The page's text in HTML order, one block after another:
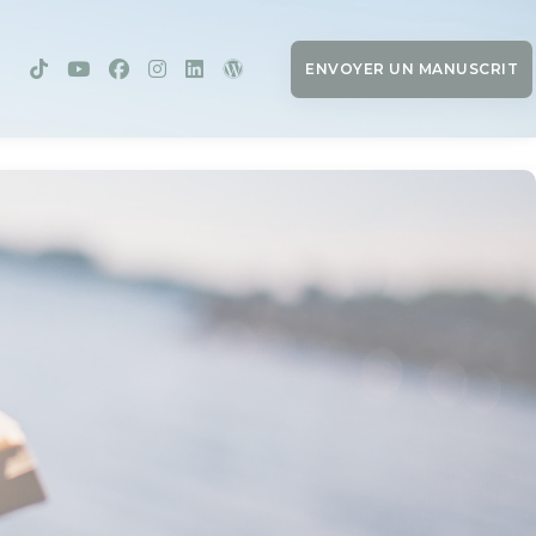
ENVOYER UN MANUSCRIT